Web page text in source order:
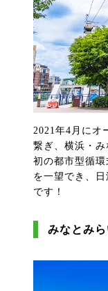
2021年4月にオ
繋ぎ、横浜・
初の都市型循
を一望でき、
です！
みなとみら